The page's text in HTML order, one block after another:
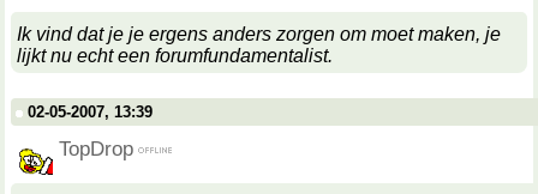
Ik vind dat je je ergens anders zorgen om moet maken, je
lijkt nu echt een forumfundamentalist.
02-05-2007, 13:39
TopDrop